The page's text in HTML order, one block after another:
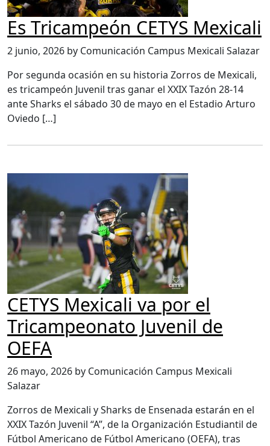
Es Tricampeón CETYS Mexicali
2 junio, 2026 by Comunicación Campus Mexicali Salazar
Por segunda ocasión en su historia Zorros de Mexicali,
es tricampeón Juvenil tras ganar el XXIX Tazón 28-14
ante Sharks el sábado 30 de mayo en el Estadio Arturo
Oviedo […]
CETYS Mexicali va por el
Tricampeonato Juvenil de
OEFA
26 mayo, 2026 by Comunicación Campus Mexicali
Salazar
Zorros de Mexicali y Sharks de Ensenada estarán en el
XXIX Tazón Juvenil “A”, de la Organización Estudiantil de
Fútbol Americano de Fútbol Americano (OEFA), tras